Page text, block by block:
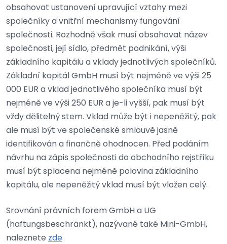
obsahovat ustanovení upravující vztahy mezi
společníky a vnitřní mechanismy fungování
společnosti. Rozhodně však musí obsahovat název
společnosti, její sídlo, předmět podnikání, výši
základního kapitálu a vklady jednotlivých společníků.
Základní kapitál GmbH musí být nejméně ve výši 25
000 EUR a vklad jednotlivého společníka musí být
nejméně ve výši 250 EUR a je-li vyšší, pak musí být
vždy dělitelný stem. Vklad může být i nepeněžitý, pak
ale musí být ve společenské smlouvě jasně
identifikován a finančně ohodnocen. Před podáním
návrhu na zápis společnosti do obchodního rejstříku
musí být splacena nejméně polovina základního
kapitálu, ale nepeněžitý vklad musí být vložen celý.
Srovnání právních forem GmbH a UG
(haftungsbeschränkt), nazývané také Mini-GmbH,
naleznete zde